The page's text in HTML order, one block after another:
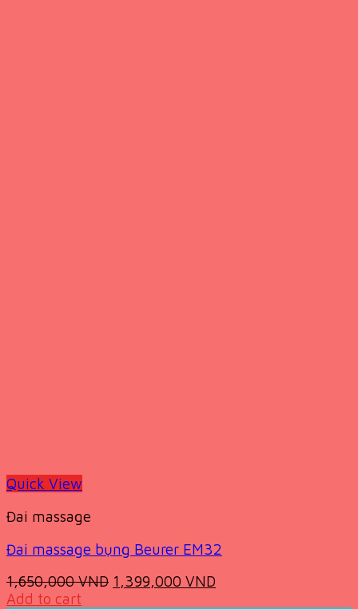
Quick View
Đai massage
Đai massage bụng Beurer EM32
1,650,000VND Original
1,399,000 VND
Add to cart